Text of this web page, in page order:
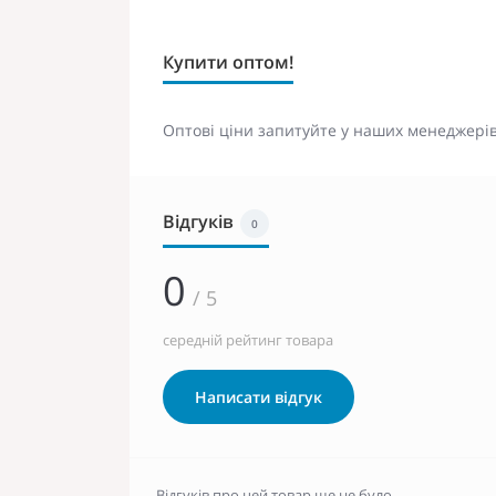
Купити оптом!
Оптові ціни запитуйте у наших
Відгуків 0
0 / 5
середній рейтинг товара
Написати відгук